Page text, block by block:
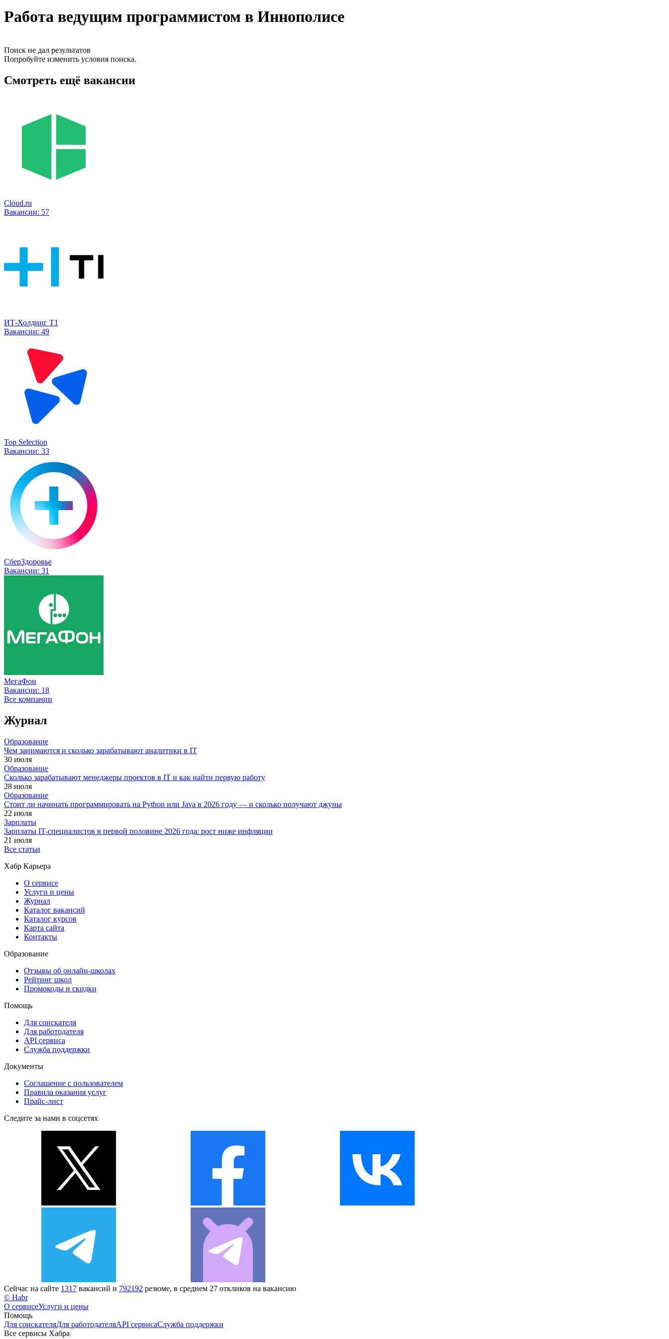
Работа ведущим программистом в Иннополисе
Поиск не дал результатов
Попробуйте изменить условия поиска.
Смотреть ещё вакансии
Cloud.ru
Вакансии: 57
ИТ-Холдинг Т1
Вакансии: 49
Top Selection
Вакансии: 33
СберЗдоровье
Вакансии: 31
МегаФон
Вакансии: 18
Все компании
Журнал
Образование
Чем занимаются и сколько зарабатывают аналитики в IT
30 июля
Образование
Сколько зарабатывают менеджеры проектов в IT и как найти первую работу
28 июля
Образование
Стоит ли начинать программировать на Python или Java в 2026 году — и сколько получают джуны
22 июля
Зарплаты
Зарплаты IT-специалистов в первой половине 2026 года: рост ниже инфляции
21 июля
Все статьи
Хабр Карьера
О сервисе
Услуги и цены
Журнал
Каталог вакансий
Каталог курсов
Карта сайта
Контакты
Образование
Отзывы об онлайн-школах
Рейтинг школ
Промокоды и скидки
Помощь
Для соискателя
Для работодателя
API сервиса
Служба поддержки
Документы
Соглашение с пользователем
Правила оказания услуг
Прайс-лист
Следите за нами в соцсетях
Сейчас на сайте 1317 вакансий и 792192 резюме, в среднем 27 откликов на вакансию
© Habr
О сервисеУслуги и цены
Помощь
Для соискателяДля работодателяAPI сервисаСлужба поддержки
Все сервисы Хабра